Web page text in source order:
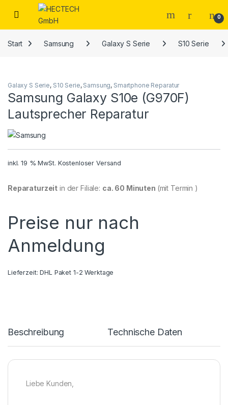
Open 0
Start Samsung Galaxy S Serie S10 Serie
Galaxy S Serie, S10 Serie, Samsung, Smartphone Reparatur
Samsung Galaxy S10e (G970F)
Lautsprecher Reparatur
inkl. 19 % MwSt. Kostenloser Versand
Reparaturzeit in der Filiale: ca. 60 Minuten (mit Termin )
Preise nur nach
Anmeldung
Lieferzeit:DHL Paket 1-2 Werktage
Beschreibung Technische Daten
Liebe Kunden,